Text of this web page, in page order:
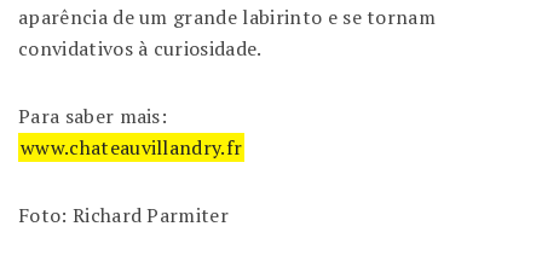
aparência de um grande labirinto e se tornam
convidativos à curiosidade.
Para saber mais:
www.chateauvillandry.fr
Foto: Richard Parmiter